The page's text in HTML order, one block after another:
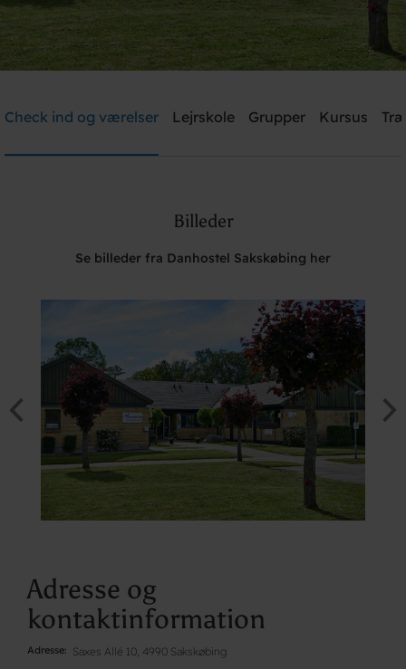
Brug for hjælp? Ring+45 5470 4566
Check ind og værelser Lejrskole Grupper Kursus
Billeder
Se billeder fra Danhostel Sakskøbing her
Adresse og
kontaktinformation
Adresse Saxes Allé 10, 4990 Sakskøbing